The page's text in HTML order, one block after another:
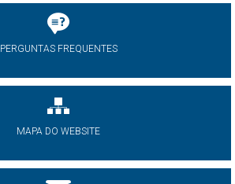
PERGUNTAS FREQUENTES
MAPA DO WEBSITE